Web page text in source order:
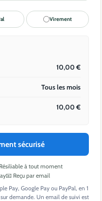
Virement
10,00 €
Tous les mois
10,00 €
sécurisé
à tout moment
📧 Reçu par email
Pay, Google Pay ou PayPal, en 1
demande. Un email de suivi est